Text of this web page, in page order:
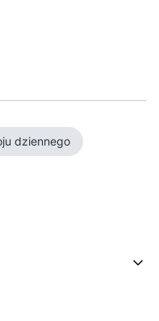
dziennego